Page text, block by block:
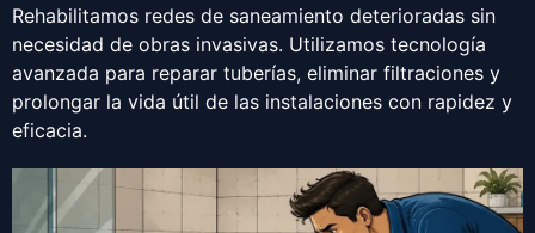
Rehabilitamos redes de saneamiento deterioradas sin
necesidad de obras invasivas. Utilizamos tecnología
avanzada para reparar tuberías, eliminar filtraciones y
prolongar la vida útil de las instalaciones con rapidez y
eficacia.